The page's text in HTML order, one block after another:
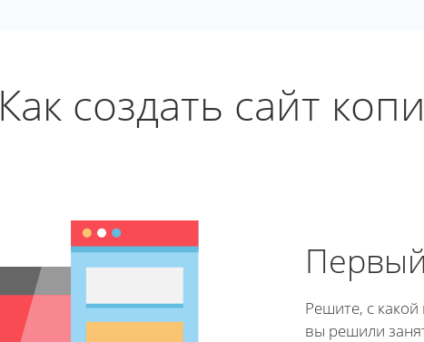
Как создать сайт
Решите, с
вы решили